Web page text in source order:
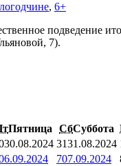
, 6+
подведение
7).
Пятница СбСуббота
30.08.2024 3131.08.2024
707.09.2024